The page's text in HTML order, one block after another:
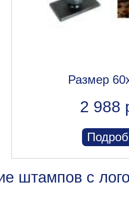
Размер
2 988
штампов с